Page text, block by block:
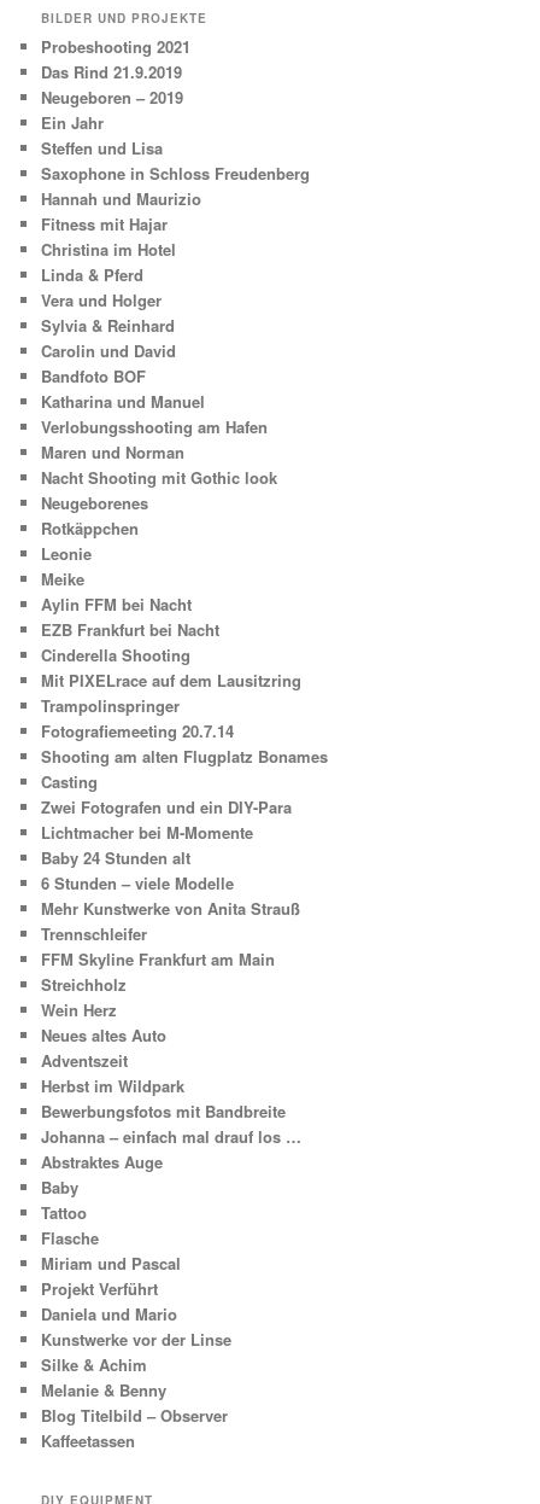
BILDER UND PROJEKTE
Probeshooting 2021
Das Rind 21.9.2019
Neugeboren – 2019
Ein Jahr
Steffen und Lisa
Saxophone in Schloss Freudenberg
Hannah und Maurizio
Fitness mit Hajar
Christina im Hotel
Linda & Pferd
Vera und Holger
Sylvia & Reinhard
Carolin und David
Bandfoto BOF
Katharina und Manuel
Verlobungsshooting am Hafen
Maren und Norman
Nacht Shooting mit Gothic look
Neugeborenes
Rotkäppchen
Leonie
Meike
Aylin FFM bei Nacht
EZB Frankfurt bei Nacht
Cinderella Shooting
Mit PIXELrace auf dem Lausitzring
Trampolinspringer
Fotografiemeeting 20.7.14
Shooting am alten Flugplatz Bonames
Casting
Zwei Fotografen und ein DIY-Para
Lichtmacher bei M-Momente
Baby 24 Stunden alt
6 Stunden – viele Modelle
Mehr Kunstwerke von Anita Strauß
Trennschleifer
FFM Skyline Frankfurt am Main
Streichholz
Wein Herz
Neues altes Auto
Adventszeit
Herbst im Wildpark
Bewerbungsfotos mit Bandbreite
Johanna – einfach mal drauf los …
Abstraktes Auge
Baby
Tattoo
Flasche
Miriam und Pascal
Projekt Verführt
Daniela und Mario
Kunstwerke vor der Linse
Silke & Achim
Melanie & Benny
Blog Titelbild – Observer
Kaffeetassen